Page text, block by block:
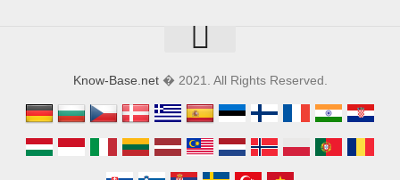
Know-Base.net� 2021. All Rights Reserved.